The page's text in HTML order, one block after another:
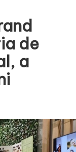
de
a